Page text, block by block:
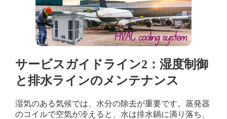
サービスガイドライン2：湿度制御
と排水ラインのメンテナンス
湿気のある気候では、水分の除去が重要です。蒸発器
のコイルで空気が冷えると、水は排水鍋に滴り落ち、